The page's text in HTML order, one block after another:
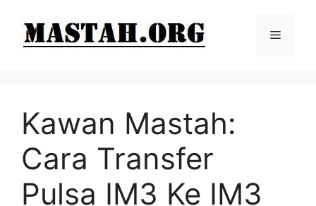
Menu
Kawan Mastah:
Cara Transfer
Pulsa IM3 Ke IM3